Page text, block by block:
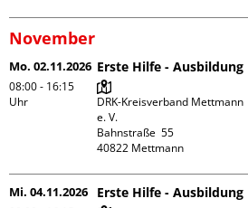
November
Mo. 02.11.2026
08:00 - 16:15
Uhr
Erste Hilfe - Ausbildung
DRK-Kreisverband Mettmann
e. V.
Bahnstraße  55
Mi. 04.11.2026 Erste Hilfe - Ausbildung